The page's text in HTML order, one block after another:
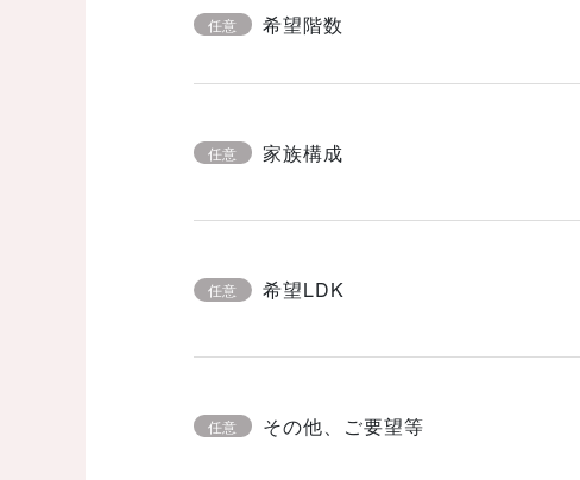
任意 希望階数
任意 家族構成
任意 希望LDK
任意 その他、ご要望等